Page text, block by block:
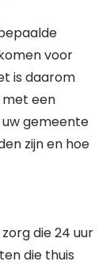
voor
is daarom
een
gemeente
zijn en hoe
die 24 uur
die thuis